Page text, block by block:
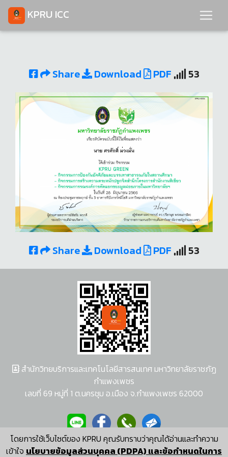
KPRU ICC
Share Download PDF 53
Share Download PDF 53
โดยการใช้เว็บไซต์ของ KPRU คุณรับทราบว่าคุณได้อ่านและทำความ
เข้าใจ นโยบายข้อมูลส่วนบุคคล (PDPA) และข้อกำหนดในการ
สำนักวิทยบริการและเทคโนโลยีสารสนเทศ มหาวิทยาลัยราชภัฏ
กำแพงเพชร
เลขที่ 69 หมู่ที่ 1 ต.นครชุม อ.เมือง จ.กำแพงเพชร 62000
ผู้พัฒนาระบบ อนุชา พวงผกา